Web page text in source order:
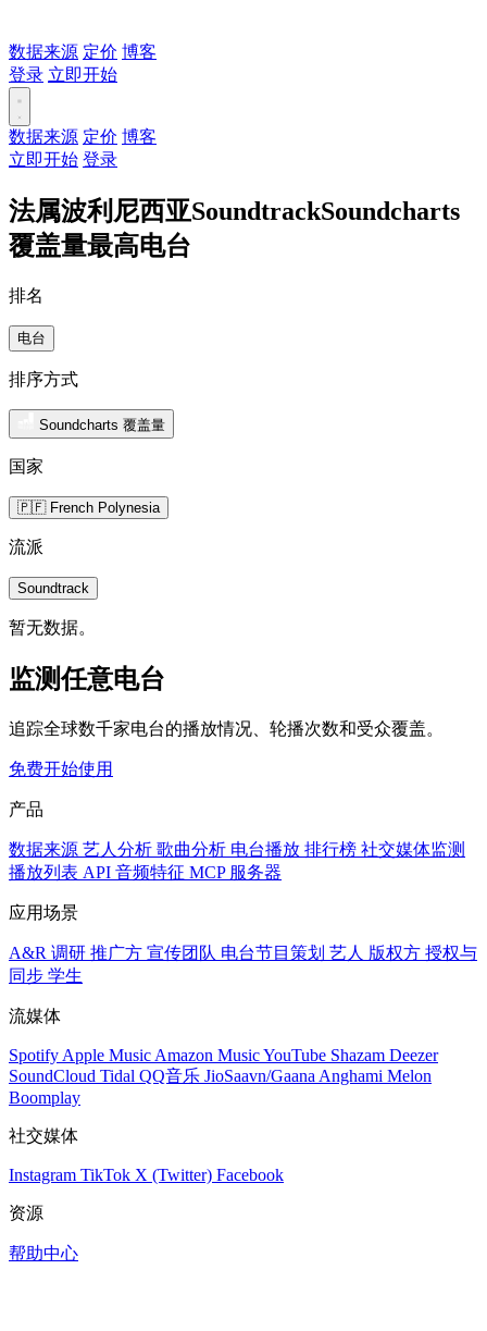
数据来源 定价 博客
登录 立即开始
数据来源 定价 博客
立即开始 登录
法属波利尼西亚SoundtrackSoundcharts
覆盖量最高电台
排名
电台
排序方式
Soundcharts 覆盖量
国家
🇵🇫 French Polynesia
流派
Soundtrack
暂无数据。
监测任意电台
追踪全球数千家电台的播放情况、轮播次数和受众覆盖。
免费开始使用
产品
数据来源 艺人分析 歌曲分析 电台播放 排行榜 社交媒体监测
播放列表 API 音频特征 MCP 服务器
应用场景
A&R 调研 推广方 宣传团队 电台节目策划 艺人 版权方 授权与
同步 学生
流媒体
Spotify Apple Music Amazon MusicYouTube Shazam Deezer
SoundCloud Tidal QQ音乐 JioSaavn/Gaana Anghami Melon
Boomplay
社交媒体
Instagram TikTok X (Twitter) Facebook
资源
帮助中心